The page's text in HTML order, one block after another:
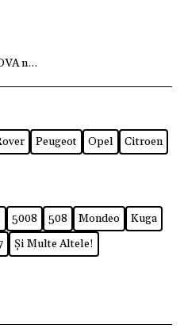
ne dorim ca fiecare
Peugeot Opel
Citroen
5008 508 Mondeo
Kuga
Și Multe Altele!